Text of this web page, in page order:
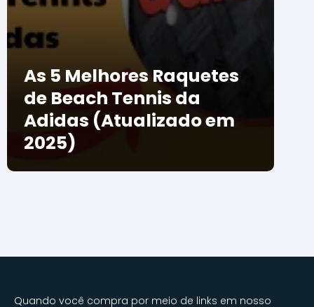
As 5 Melhores Raquetes
de Beach Tennis da
Adidas (Atualizado em
2025)
Quando você compra por meio de links em nosso